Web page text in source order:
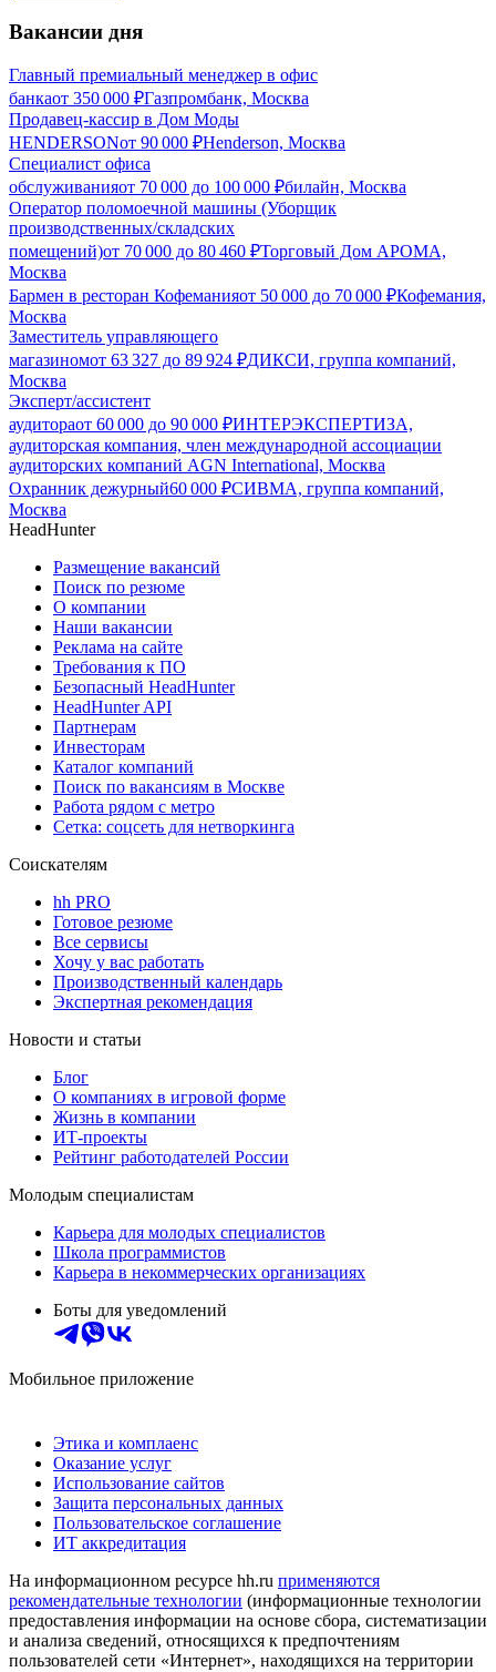
Вакансии дня
Главный премиальный менеджер в офис
банкаот 350 000 ₽Газпромбанк, Москва
Продавец-кассир в Дом Моды
HENDERSONот 90 000 ₽Henderson, Москва
Специалист офиса
обслуживанияот 70 000 до 100 000 ₽билайн, Москва
Оператор поломоечной машины (Уборщик
производственных/складских
помещений)от 70 000 до 80 460 ₽Торговый Дом АРОМА,
Москва
Бармен в ресторан Кофеманияот 50 000 до 70 000 ₽Кофемания,
Москва
Заместитель управляющего
магазиномот 63 327 до 89 924 ₽ДИКСИ, группа компаний,
Москва
Эксперт/ассистент
аудитораот 60 000 до 90 000 ₽ИНТЕРЭКСПЕРТИЗА,
аудиторская компания, член международной ассоциации
аудиторских компаний AGN International, Москва
Охранник дежурный60 000 ₽СИВМА, группа компаний,
Москва
HeadHunter
Размещение вакансий
Поиск по резюме
О компании
Наши вакансии
Реклама на сайте
Требования к ПО
Безопасный HeadHunter
HeadHunter API
Партнерам
Инвесторам
Каталог компаний
Поиск по вакансиям в Москве
Работа рядом с метро
Сетка: соцсеть для нетворкинга
Соискателям
hh PRO
Готовое резюме
Все сервисы
Хочу у вас работать
Производственный календарь
Экспертная рекомендация
Новости и статьи
Блог
О компаниях в игровой форме
Жизнь в компании
ИТ-проекты
Рейтинг работодателей России
Молодым специалистам
Карьера для молодых специалистов
Школа программистов
Карьера в некоммерческих организациях
Боты для уведомлений
Мобильное приложение
Этика и комплаенс
Оказание услуг
Использование сайтов
Защита персональных данных
Пользовательское соглашение
ИТ аккредитация
На информационном ресурсе hh.ru применяются
рекомендательные технологии (информационные технологии
предоставления информации на основе сбора, систематизации
и анализа сведений, относящихся к предпочтениям
пользователей сети «Интернет», находящихся на территории